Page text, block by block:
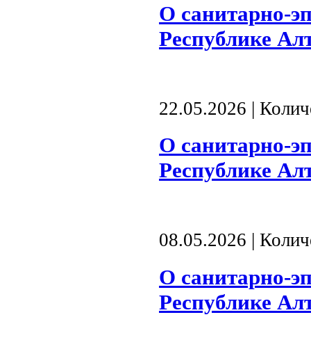
О санитарно-
Республике
22.05.2026 |
О санитарно-
Республике
08.05.2026 |
О санитарно-
Республике